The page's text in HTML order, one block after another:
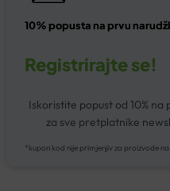
10% popusta na prvu
Registrirajte se!
Iskoristite popust od 10% na
za sve pretplatnike
*kupon kod nije primjenjiv za proizvode